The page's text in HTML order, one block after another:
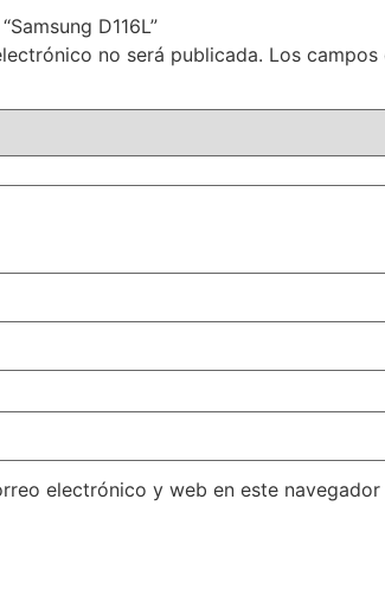
D116L”
no será publicada. Los
electrónico y web en este